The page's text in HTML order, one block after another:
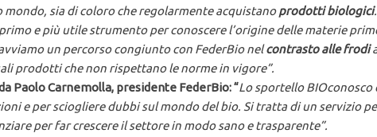
sia di coloro che regolarmente acquistanoprodotti biologici
e più utile strumento per conoscere l’origine delle materie
un percorso congiunto con FederBio nelcontrasto alle frodi
prodotti che non rispettano le norme in vigore”.
Paolo Carnemolla, presidente FederBio: “Lo sportello
e per sciogliere dubbi sul mondo del bio. Si tratta di un servizio
per far crescere il settore in modo sano e trasparente”.